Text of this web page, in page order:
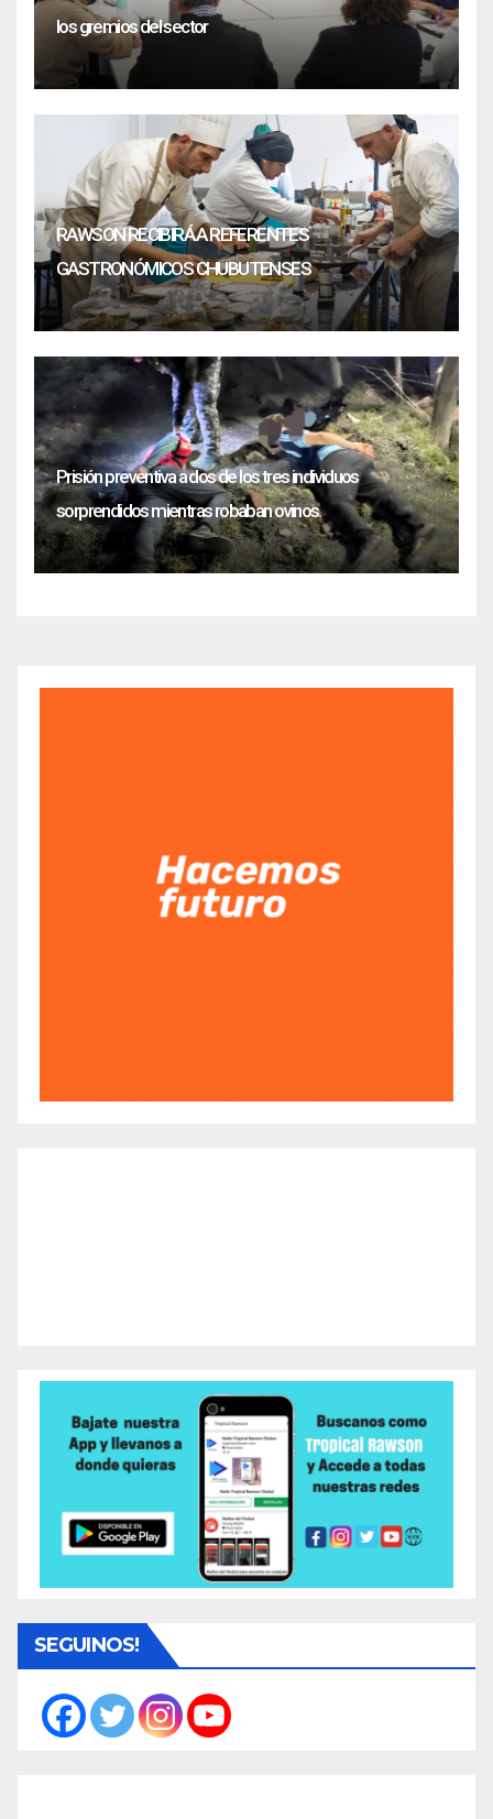
los gremios del sector
RAWSON RECIBIRÁ A REFERENTES
GASTRONÓMICOS CHUBUTENSES
Prisión preventiva a dos de los tres individuos
sorprendidos mientras robaban ovinos.
SEGUINOS!